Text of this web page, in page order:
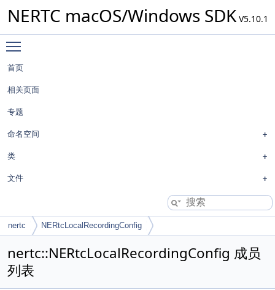
NERTC macOS/Windows SDK V5.10.1
首页
相关页面
专题
命名空间
类
文件
nertc NERtcLocalRecordingConfig
nertc::NERtcLocalRecordingConfig 成员
列表